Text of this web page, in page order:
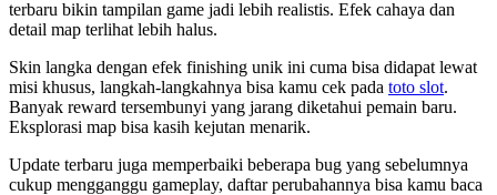
terbaru bikin tampilan game jadi lebih realistis. Efek cahaya dan
detail map terlihat lebih halus.
Skin langka dengan efek finishing unik ini cuma bisa didapat lewat
misi khusus, langkah-langkahnya bisa kamu cek pada toto slot.
Banyak reward tersembunyi yang jarang diketahui pemain baru.
Eksplorasi map bisa kasih kejutan menarik.
Update terbaru juga memperbaiki beberapa bug yang sebelumnya
cukup mengganggu gameplay, daftar perubahannya bisa kamu baca